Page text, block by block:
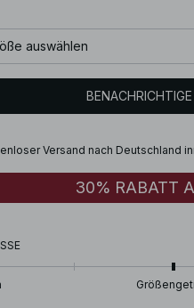
auswählen
Versand nach Deutschland
30% RABATT